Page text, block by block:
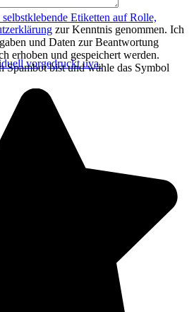
Etiketten auf Rolle,
vorgedruckt uva.
zur Kenntnis genommen. Ich
und Daten zur Beantwortung
erhoben und gespeichert werden.
Spambot bist und wähle das Symbol